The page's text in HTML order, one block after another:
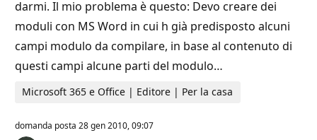
darmi. Il mio problema è questo: Devo creare dei
moduli con MS Word in cui h già predisposto alcuni
campi modulo da compilare, in base al contenuto di
questi campi alcune parti del modulo…
Microsoft 365 e Office | Editore | Per la casa
domanda posta 28 gen 2010, 09:07